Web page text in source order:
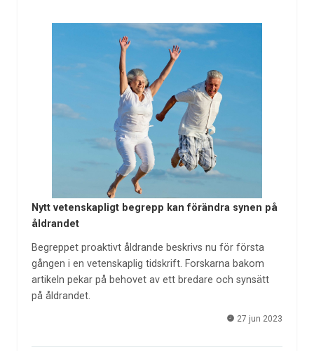
Nytt vetenskapligt begrepp kan förändra synen på
åldrandet
Begreppet proaktivt åldrande beskrivs nu för första
gången i en vetenskaplig tidskrift. Forskarna bakom
artikeln pekar på behovet av ett bredare och synsätt
på åldrandet.
27 jun 2023